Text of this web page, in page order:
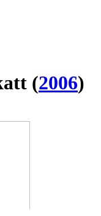
(2006)